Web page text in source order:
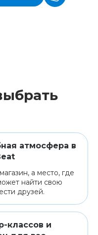
атмосфера в
а место, где
найти свою
друзей.
классов и